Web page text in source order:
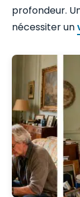
profondeur.
nécessiter un